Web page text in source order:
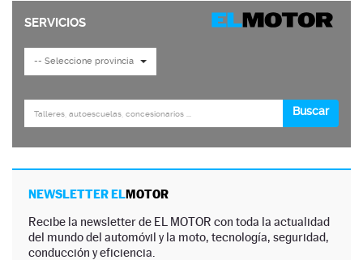
NEWSLETTER ELMOTOR
Recibe la newsletter de EL MOTOR con toda la actualidad
del mundo del automóvil y la moto, tecnología, seguridad,
conducción y eficiencia.